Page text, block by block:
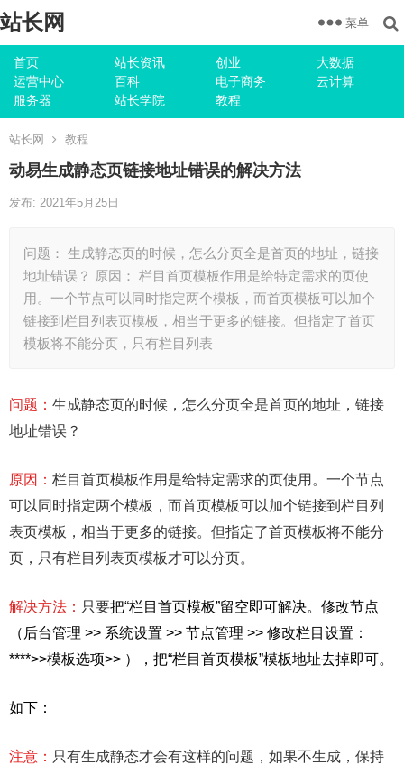
站长网
首页 站长资讯 创业
大数据
运营中心
百科 电子商务
云计算
服务器
站长学院 教程
菜单
站长网 教程
动易生成静态页链接地址错误的解决方法
发布: 2021年5月25日
问题： 生成静态页的时候，怎么分页全是首页的地址，链接
地址错误？ 原因： 栏目首页模板作用是给特定需求的页使
用。一个节点可以同时指定两个模板，而首页模板可以加个
链接到栏目列表页模板，相当于更多的链接。但指定了首页
模板将不能分页，只有栏目列表
问题： 生成静态页的时候，怎么分页全是首页的地址，链接
地址错误？
原因： 栏目首页模板作用是给特定需求的页使用。一个节点
可以同时指定两个模板，而首页模板可以加个链接到栏目列
表页模板，相当于更多的链接。但指定了首页模板将不能分
页，只有栏目列表页模板才可以分页。
解决方法： 只要把“栏目首页模板”留空即可解决。修改节点
（后台管理 >> 系统设置 >> 节点管理 >> 修改栏目设置：
****>>模板选项>> ），把“栏目首页模板”模板地址去掉即可。
如下：
注意： 只有生成静态才会有这样的问题，如果不生成，保持